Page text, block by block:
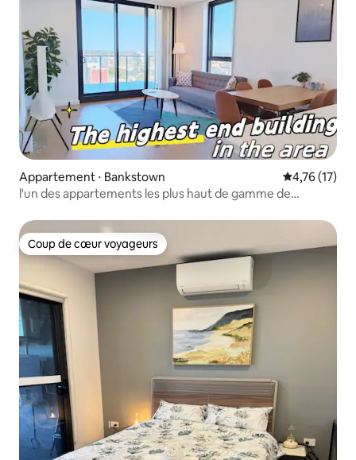
Appartement ⋅ Bankstown Évaluation
4,76 (17)
l'un des appartements les plus haut de gamme de
Coup de cœur voyageurs
Coup de cœur voyageurs